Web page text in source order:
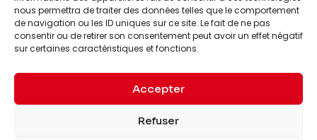
nous permettra de traiter des données telles que le comportement
de navigation ou les ID uniques sur ce site. Le fait de ne pas
consentir ou de retirer son consentement peut avoir un effet négatif
sur certaines caractéristiques et fonctions.
Accepter
Refuser
© 2026 Nipponzilla. Tous
Mentions